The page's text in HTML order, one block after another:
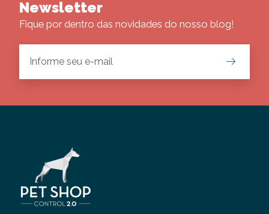
Newsletter
Fique por dentro das novidades do nosso blog!